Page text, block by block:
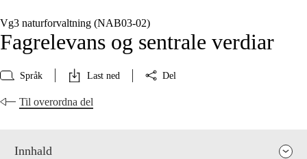
Vg3 naturforvaltning (NAB03‑02)
Fagrelevans og sentrale verdiar
Språk Last ned Del
Til overordna del
Innhald